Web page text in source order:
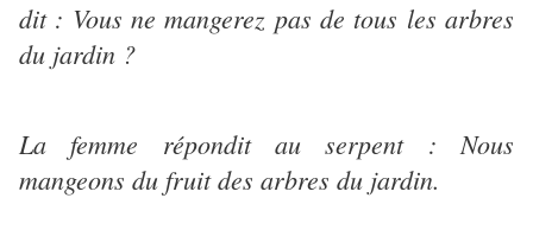
dit : Vous ne mangerez pas de tous les arbres
du jardin ?
La femme répondit au serpent : Nous
mangeons du fruit des arbres du jardin.